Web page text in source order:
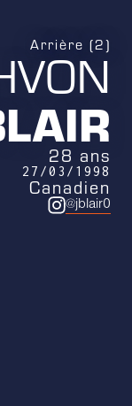
Arrière (2)
28 ans
27/03/1998
Canadien
@jblair0